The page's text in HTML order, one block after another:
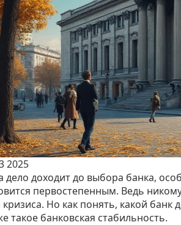
2025
дело доходит до выбора банка,
первостепенным. Ведь
кризиса. Но как понять, какой
такое банковская стабильность.